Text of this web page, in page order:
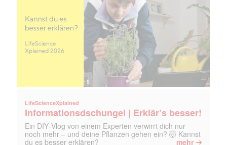
LifeScienceXplained
Informationsdschungel | Erklär’s besser!
Ein DIY‑Vlog von einem Experten verwirrt dich nur
noch mehr – und deine Pflanzen gehen ein? 🤯 Kannst
du es besser erklären?
mehr ➔